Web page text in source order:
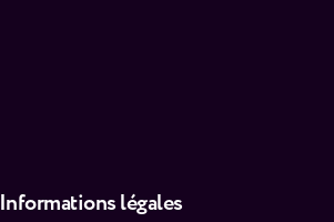
Informations légales